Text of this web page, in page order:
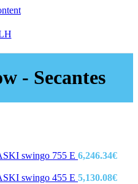
- Secantes
swingo 755 E 6,246.34€
swingo 455 E 5,130.08€